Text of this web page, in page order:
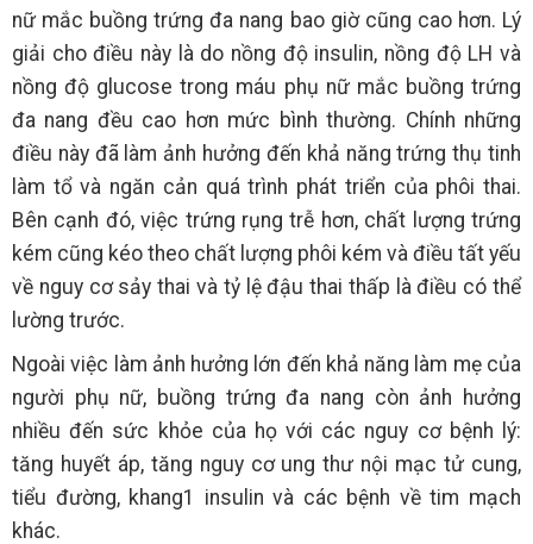
nữ mắc buồng trứng đa nang bao giờ cũng cao hơn. Lý
giải cho điều này là do nồng độ insulin, nồng độ LH và
nồng độ glucose trong máu phụ nữ mắc buồng trứng
đa nang đều cao hơn mức bình thường. Chính những
điều này đã làm ảnh hưởng đến khả năng trứng thụ tinh
làm tổ và ngăn cản quá trình phát triển của phôi thai.
Bên cạnh đó, việc trứng rụng trễ hơn, chất lượng trứng
kém cũng kéo theo chất lượng phôi kém và điều tất yếu
về nguy cơ sảy thai và tỷ lệ đậu thai thấp là điều có thể
lường trước.
Ngoài việc làm ảnh hưởng lớn đến khả năng làm mẹ của
người phụ nữ, buồng trứng đa nang còn ảnh hưởng
nhiều đến sức khỏe của họ với các nguy cơ bệnh lý:
tăng huyết áp, tăng nguy cơ ung thư nội mạc tử cung,
tiểu đường, khang1 insulin và các bệnh về tim mạch
khác.